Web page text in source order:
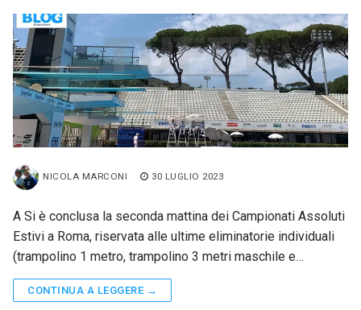
NICOLA MARCONI 30 LUGLIO 2023
A Si è conclusa la seconda mattina dei Campionati Assoluti
Estivi a Roma, riservata alle ultime eliminatorie individuali
(trampolino 1 metro, trampolino 3 metri maschile e…
CONTINUA A LEGGERE →